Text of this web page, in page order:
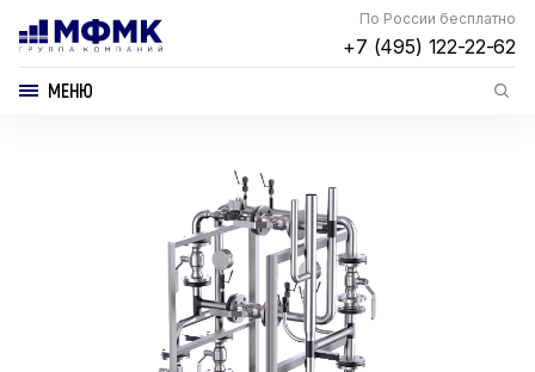
По России бесплатно
+7 (495) 122-22-62
МЕНЮ